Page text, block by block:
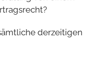
derzeitigen